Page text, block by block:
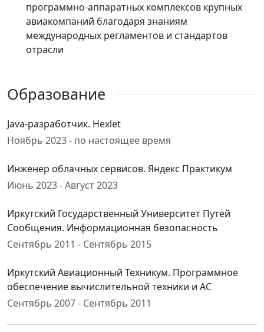
программно-аппаратных комплексов крупных
авиакомпаний благодаря знаниям
международных регламентов и стандартов
отрасли
Образование
Java-разработчик. Hexlet
Ноябрь 2023 - по настоящее время
Инженер облачных сервисов. Яндекс Практикум
Июнь 2023 - Август 2023
Иркутский Государственный Университет Путей
Сообщения. Информационная безопасность
Сентябрь 2011 - Сентябрь 2015
Иркутский Авиационный Техникум. Программное
обеспечение вычислительной техники и АС
Сентябрь 2007 - Сентябрь 2011